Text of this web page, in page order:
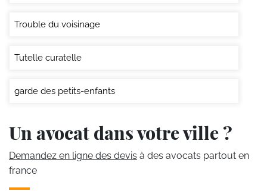
Trouble du voisinage
Tutelle curatelle
garde des petits-enfants
Un avocat dans votre ville ?
Demandez en ligne des devis à des avocats partout en
france